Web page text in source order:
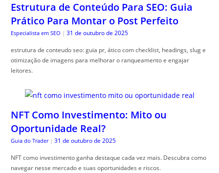
Estrutura de Conteúdo Para SEO: Guia
Prático Para Montar o Post Perfeito
Especialista em SEO | 31 de outubro de 2025
estrutura de conteudo seo: guia pr, ático com checklist, headings, slug e
otimização de imagens para melhorar o ranqueamento e engajar
leitores.
NFT Como Investimento: Mito ou
Oportunidade Real?
Guia do Trader | 31 de outubro de 2025
NFT como investimento ganha destaque cada vez mais. Descubra como
navegar nesse mercado e suas oportunidades e riscos.